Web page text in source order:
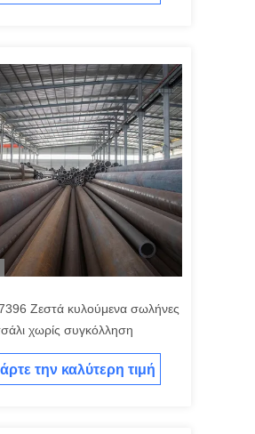
Ζεστά κυλούμενα σωλήνες
χωρίς συγκόλληση
την καλύτερη τιμή